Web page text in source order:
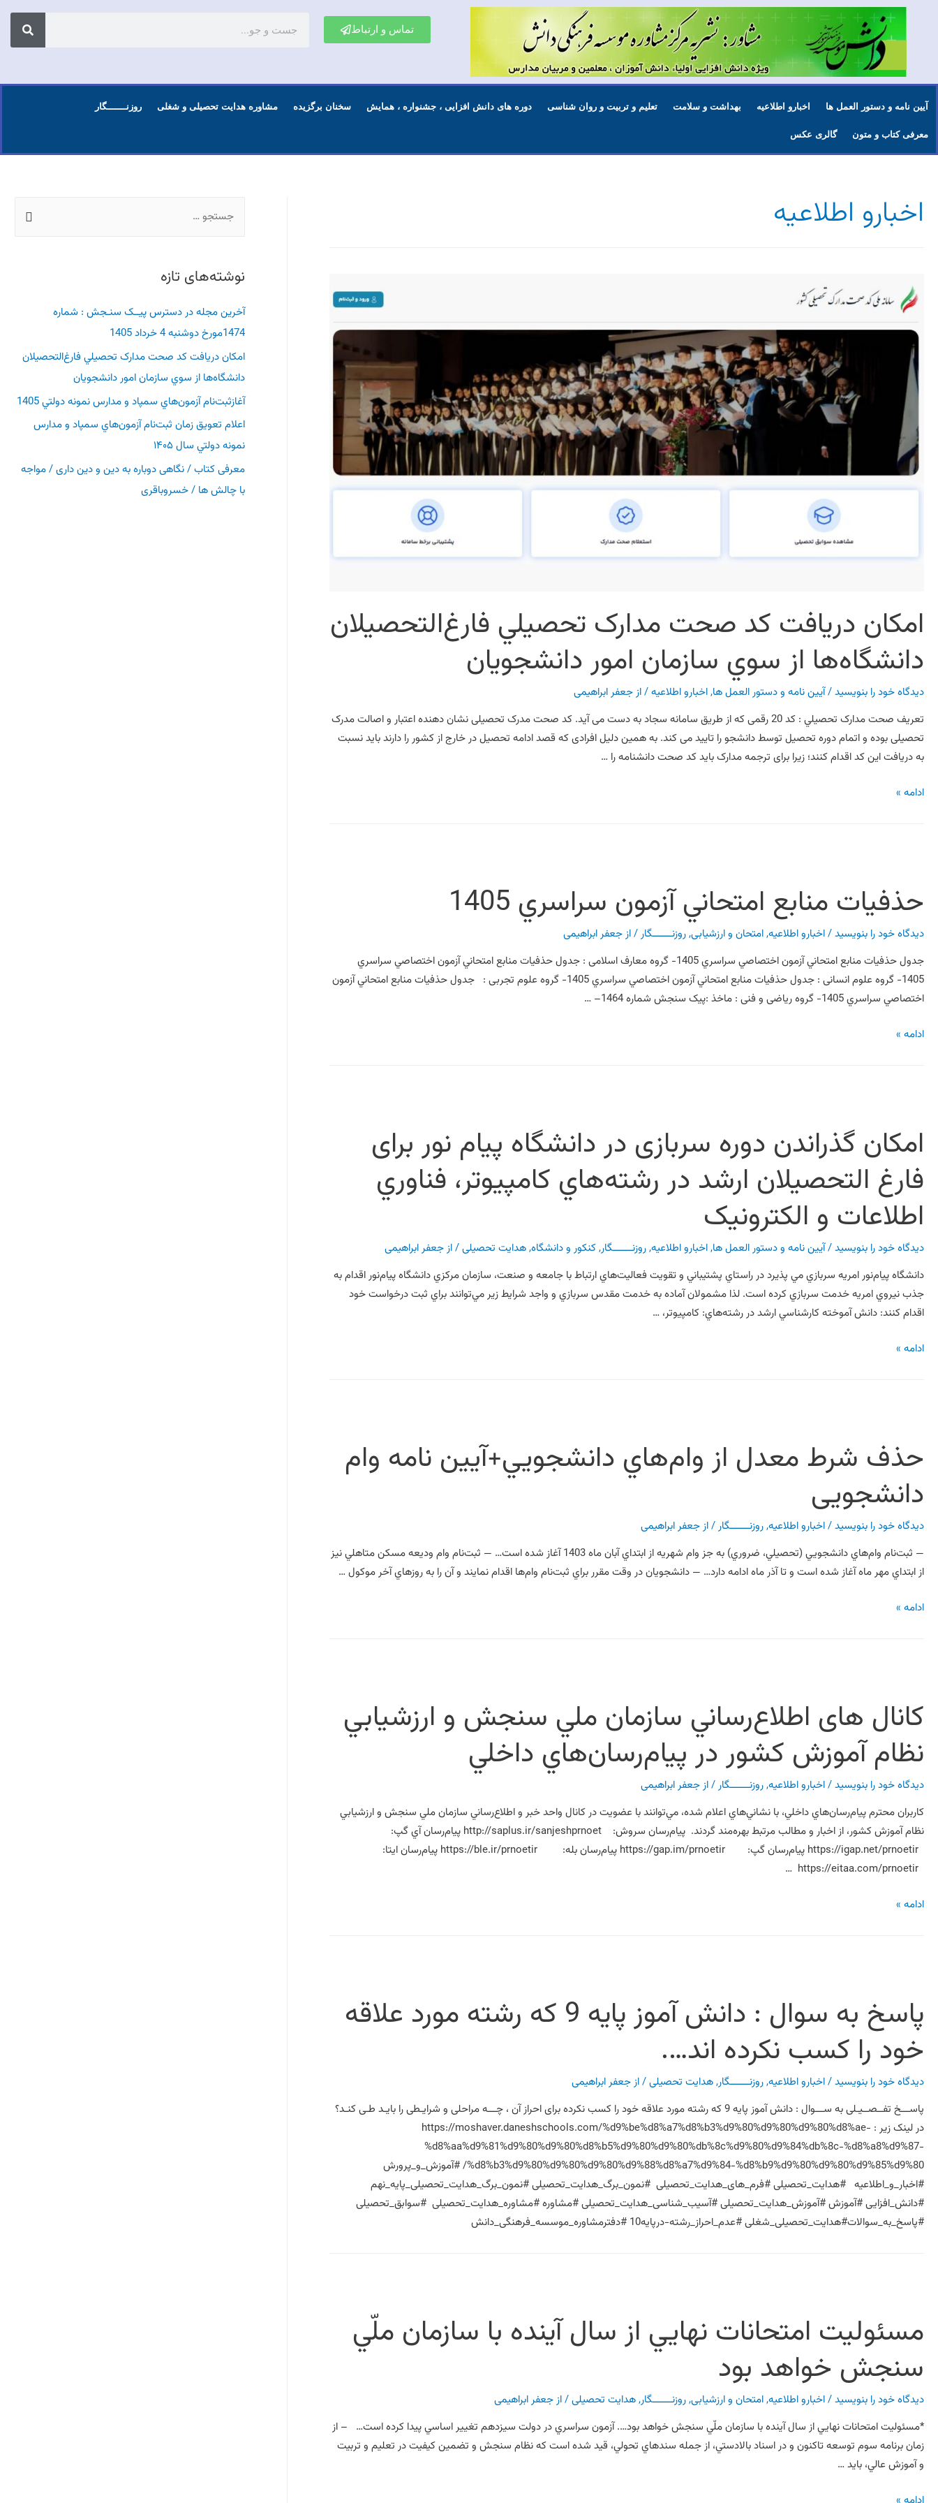
تماس و ارتباط
آیین نامه و دستور العمل ها اخبارو اطلاعیه بهداشت و سلامت تعلیم و تربیت و روان شناسی دوره های دانش افزایی ، جشنواره ، همایش سخنان برگزیده مشاوره هدایت تحصیلی و شغلی روزنـــــــگار
معرفی کتاب و متون گالری عکس
اخبارو اطلاعیه
امکان دريافت کد صحت مدارک تحصيلي فارغ‌التحصيلان
دانشگاه‌ها از سوي سازمان امور دانشجويان
دیدگاه‌ خود را بنویسید/آیین نامه و دستور العمل ها,اخبارو اطلاعیه/ ازجعفر ابراهیمی
تعریف صحت مدارک تحصيلي : کد 20 رقمی که از طریق سامانه سجاد به دست می آید. کد صحت مدرک تحصیلی نشان دهنده اعتبار و اصالت مدرک
تحصیلی بوده و اتمام دوره تحصیل توسط دانشجو را تایید می کند. به همین دلیل افرادی که قصد ادامه تحصیل در خارج از کشور را دارند باید نسبت
به دریافت این کد اقدام کنند؛ زیرا برای ترجمه مدارک باید کد صحت دانشنامه را …
ادامه »
حذفيات منابع امتحاني آزمون سراسري 1405
دیدگاه‌ خود را بنویسید/اخبارو اطلاعیه,امتحان و ارزشیابی,روزنـــــــگار/ ازجعفر ابراهیمی
جدول حذفيات منابع امتحاني آزمون اختصاصي سراسري 1405- گروه معارف اسلامی‏ : جدول حذفيات منابع امتحاني آزمون اختصاصي سراسري
1405- گروه علوم انسانی‏ : جدول حذفيات منابع امتحاني آزمون اختصاصي سراسري 1405- گروه علوم تجربی‏ : جدول حذفيات منابع امتحاني آزمون
اختصاصي سراسري 1405- گروه ریاضی و فنی‏ : ماخذ :پیک سنجش شماره 1464– …
ادامه »
امکان گذراندن دوره سربازی در دانشگاه پیام نور برای
فارغ التحصیلان ارشد در رشته‌هاي کامپيوتر، فناوري
اطلاعات و الکترونيک
دیدگاه‌ خود را بنویسید/آیین نامه و دستور العمل ها,اخبارو اطلاعیه,روزنـــــــگار,کنکور و دانشگاه,هدایت تحصیلی/ ازجعفر ابراهیمی
دانشگاه پيام‌نور امريه سربازي مي پذيرد در راستاي پشتيباني و تقويت فعاليت‌هاي ارتباط با جامعه و صنعت، سازمان مرکزي دانشگاه پيا‎م‌نور اقدام به
جذب نيروي امريه خدمت سربازي کرده است. لذا مشمولان آماده به خدمت مقدس سربازي و واجد شرايط زير مي‌‎توانند براي ثبت درخواست خود
اقدام کنند: دانش آموخته کارشناسي ‎ارشد در رشته‌هاي: کامپيوتر، …
ادامه »
حذف شرط معدل از وام‌هاي دانشجويي+آیین نامه وام
دانشجویی
دیدگاه‌ خود را بنویسید/اخبارو اطلاعیه,روزنـــــــگار/ ازجعفر ابراهیمی
— ثبت‌نام وام‌هاي دانشجويي (تحصيلي، ضروري) به جز وام شهريه از ابتداي آبان ماه 1403 آغاز شده است… — ثبت‌نام وام وديعه مسکن متاهلي نيز
از ابتداي مهر ماه آغاز شده است و تا آذر ماه ادامه دارد… — دانشجويان در وقت مقرر براي ثبت‌نام وام‌ها اقدام نمايند و آن را به روزهاي آخر موکول …
ادامه »
کانال های اطلاع‌رساني سازمان ملي سنجش و ارزشيابي
نظام آموزش کشور در پيام‌رسان‌هاي داخلي
دیدگاه‌ خود را بنویسید/اخبارو اطلاعیه,روزنـــــــگار/ ازجعفر ابراهیمی
کاربران محترم پيام‌رسان‌هاي داخلي، با نشاني‌هاي اعلام شده، مي‌توانند با عضويت در کانال واحد خبر و اطلاع‌رساني سازمان ملي سنجش و ارزشيابي
نظام آموزش کشور، از اخبار و مطالب مرتبط بهره‌مند گردند. پيام‌رسان سروش: http://saplus.ir/sanjeshprnoet پيام‌رسان آي گپ:
https://igap.net/prnoetir پيام‌رسان گپ: https://gap.im/prnoetir پيام‌رسان بله: https://ble.ir/prnoetir پيام‌رسان ايتا:
ادامه »
پاسخ به سوال : دانش آموز پایه 9 که رشته مورد علاقه
خود را کسب نکرده اند….
دیدگاه‌ خود را بنویسید/اخبارو اطلاعیه,روزنـــــــگار,هدایت تحصیلی/ ازجعفر ابراهیمی
پاســـخ تفــصــیـلی به ســـوال : دانش آموز پایه 9 که رشته مورد علاقه خود را کسب نکرده برای احراز آن ، چـــه مراحلی و شرایـطی را بایـد طـی کنـد؟
در لینک زیر : https://moshaver.daneshschools.com/%d9%be%d8%a7%d8%b3%d9%80%d9%80%d9%80%d8%ae-
%d8%aa%d9%81%d9%80%d9%80%d8%b5%d9%80%d9%80%db%8c%d9%80%d9%84%db%8c-%d8%a8%d9%87-
%d8%b3%d9%80%d9%80%d9%80%d9%88%d8%a7%d9%84-%d8%b9%d9%80%d9%80%d9%85%d9%80/ #آموزش_و_پرورش
#اخبار_و_اطلاعیه #هدایت_تحصیلی #فرم_های_هدایت_تحصیلی #نمون_برگ_هدایت_تحصیلی #نمون_برگ_هدایت_تحصیلی_پایه_نهم
#دانش_افزایی #آموزش #آموزش_هدایت_تحصیلی #آسیب_شناسی_هدایت_تحصیلی #مشاوره #مشاوره_هدایت_تحصیلی #سوابق_تحصیلی
#پاسخ_به_سوالات#هدایت_تحصیلی_شغلی #عدم_احراز_رشته-درپایه10 #دفترمشاوره_موسسه_فرهنگی_دانش
مسئوليت امتحانات نهايي از سال آينده با سازمان ملّي
سنجش خواهد بود
دیدگاه‌ خود را بنویسید/اخبارو اطلاعیه,امتحان و ارزشیابی,روزنـــــــگار,هدایت تحصیلی/ ازجعفر ابراهیمی
*مسئوليت امتحانات نهايي از سال آينده با سازمان ملّي سنجش خواهد بود…. آزمون سراسري در دولت سيزدهم تغيير اساسي پيدا کرده است… – از
زمان برنامه سوم توسعه تاکنون و در اسناد بالادستي، از جمله سندهاي تحولي، قيد شده است که نظام سنجش و تضمين کيفيت در تعليم و تربيت
و آموزش عالي، بايد …
نوشته‌های تازه
آخرین مجله در دسترس پیــک سنـجش : شماره
1474مورخ دوشنبه 4 خرداد 1405
امکان دريافت کد صحت مدارک تحصيلي فارغ‌التحصيلان
دانشگاه‌ها از سوي سازمان امور دانشجويان
آغازثبت‌نام آزمون‌هاي سمپاد و مدارس نمونه دولتي 1405
اعلام تعويق زمان ثبت‌نام آزمون‌هاي سمپاد و ‌مدارس
نمونه دولتي سال ۱۴۰۵‏
معرفی کتاب / نگاهی دوباره به دین و دین داری / مواجه
با چالش ها / خسروباقری